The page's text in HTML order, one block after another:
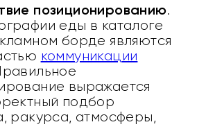
позиционированию.
еды в каталоге
борде являются
коммуникации
выражается
подбор
ракурса, атмосферы,